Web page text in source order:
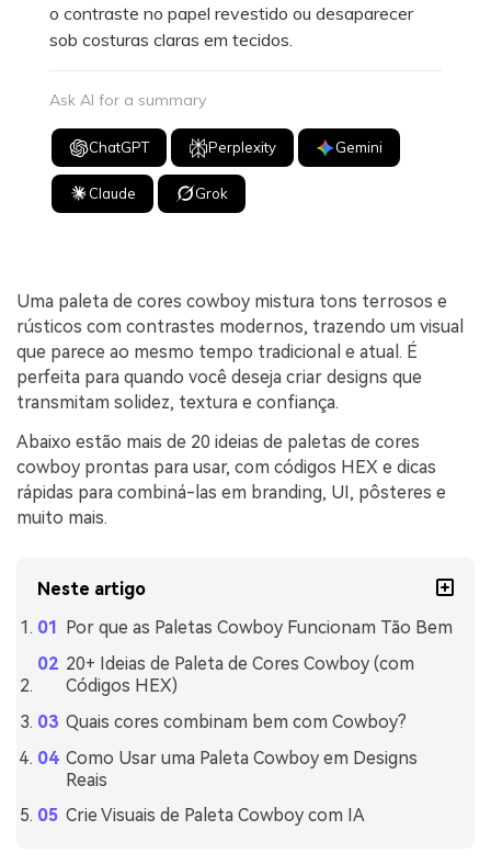
o contraste no papel revestido ou desaparecer
sob costuras claras em tecidos.
Ask AI for a summary
ChatGPT Perplexity Gemini
Claude Grok
Uma paleta de cores cowboy mistura tons terrosos e
rústicos com contrastes modernos, trazendo um visual
que parece ao mesmo tempo tradicional e atual. É
perfeita para quando você deseja criar designs que
transmitam solidez, textura e confiança.
Abaixo estão mais de 20 ideias de paletas de cores
cowboy prontas para usar, com códigos HEX e dicas
rápidas para combiná-las em branding, UI, pôsteres e
muito mais.
Neste artigo
Por que as Paletas Cowboy Funcionam Tão Bem
20+ Ideias de Paleta de Cores Cowboy (com
Códigos HEX)
Quais cores combinam bem com Cowboy?
Como Usar uma Paleta Cowboy em Designs
Reais
Crie Visuais de Paleta Cowboy com IA